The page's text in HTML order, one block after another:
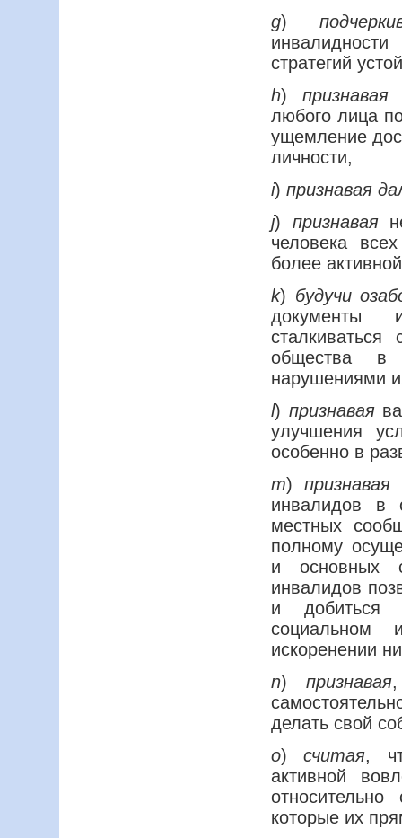
g)
стратегий
h)
любого лица
ущемление
личности,
i)признавая
j) признавая
человека
более
k) будучи
документы
общества в
нарушениями
l) признавая
улучшения
особенно в
m)признавая
инвалидов в
местных
полному
и основных
инвалидов
и добиться
социальном
искоренении
n) признавая,
делать свой
o)считая,
активной
которые их